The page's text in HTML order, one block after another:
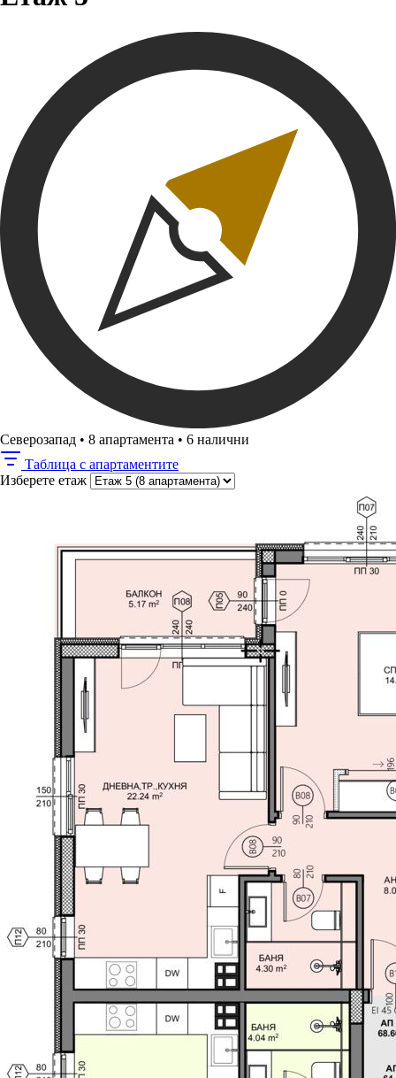
Северозапад • 8 апартамента • 6 налични
Таблица с апартаментите
Изберете етаж